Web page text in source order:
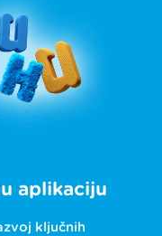
aplikaciju
ključnih